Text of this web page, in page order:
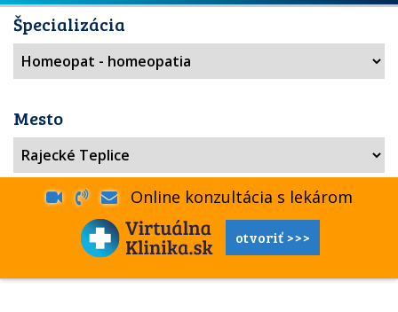
Špecializácia
Mesto
Online konzultácia s lekárom
otvoriť >>>